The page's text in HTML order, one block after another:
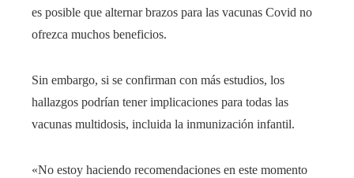
es posible que alternar brazos para las vacunas Covid no
ofrezca muchos beneficios.
Sin embargo, si se confirman con más estudios, los
hallazgos podrían tener implicaciones para todas las
vacunas multidosis, incluida la inmunización infantil.
«No estoy haciendo recomendaciones en este momento